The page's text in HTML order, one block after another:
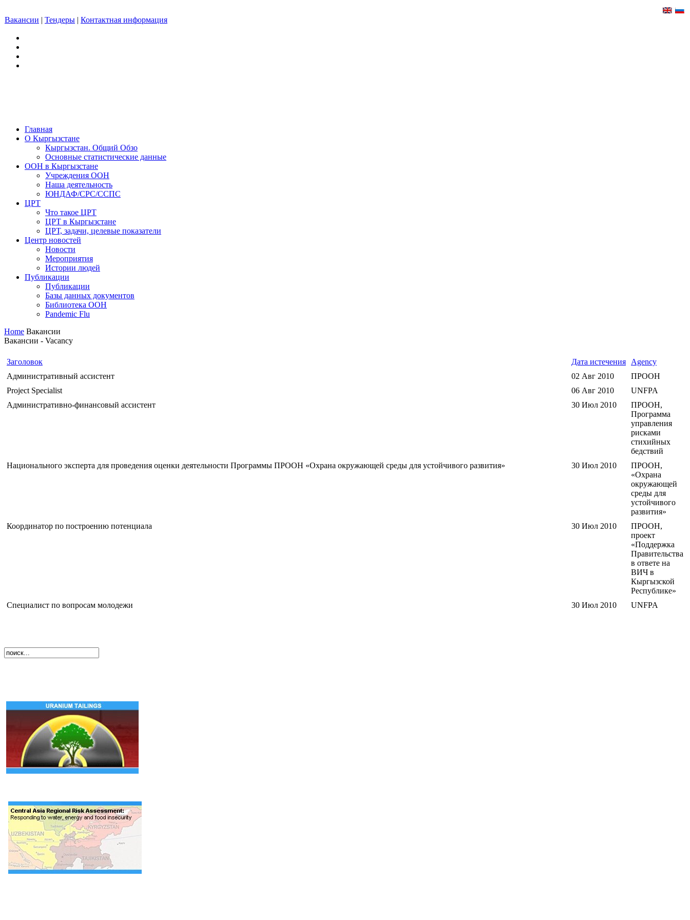
Вакансии | Тендеры | Контактная информация
Главная
О Кыргызстане
Кыргызстан. Общий Обзо
Основные статистические данные
ООН в Кыргызстане
Учреждения ООН
Наша деятельность
ЮНДАФ/СРС/ССПС
ЦРТ
Что такое ЦРТ
ЦРТ в Кыргызстане
ЦРТ, задачи, целевые показатели
Центр новостей
Новости
Мероприятия
Истории людей
Публикации
Публикации
Базы данных документов
Библиотека ООН
Pandemic Flu
Home Вакансии
Вакансии - Vacancy
Заголовок Дата истечения
Agency
Административный ассистент
02 Авг 2010
ПРООН
Project Specialist
06 Авг 2010
UNFPA
Административно-финансовый ассистент
30 Июл 2010
ПРООН,
Программа
управления
рисками
стихийных
бедствий
Национального эксперта для проведения оценки деятельности Программы ПРООН «Охрана окружающей среды для устойчивого развития»
30 Июл 2010
ПРООН,
«Охрана
окружающей
среды для
устойчивого
развития»
Координатор по построению потенциала
30 Июл 2010
ПРООН,
проект
«Поддержка
Правительства
в ответе на
ВИЧ в
Кыргызской
Республике»
Специалист по вопросам молодежи
30 Июл 2010 UNFPA